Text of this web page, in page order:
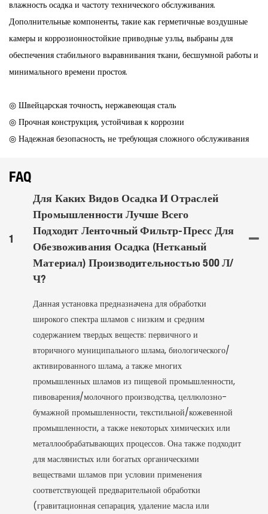
влажность осадка и частоту технического обслуживания.
Дополнительные компоненты, такие как герметичные воздушные
камеры и коррозионностойкие приводные узлы, выбраны для
обеспечения стабильного выравнивания ткани, бесшумной работы и
минимального времени простоя.
◎ Швейцарская точность, нержавеющая сталь
◎ Прочная конструкция, устойчивая к коррозии
◎ Надежная безопасность, не требующая сложного обслуживания
FAQ
1
Для Каких Видов Осадка И Отраслей
Промышленности Лучше Всего
Подходит Ленточный Фильтр-Пресс Для
Обезвоживания Осадка (нетканый
Материал) Производительностью 500 Л/
Ч?
Данная установка предназначена для обработки
широкого спектра шламов с низким и средним
содержанием твердых веществ: первичного и
вторичного муниципального шлама, биологического/
активированного шлама, а также многих
промышленных шламов из пищевой промышленности,
пивоварения/молочного производства, целлюлозно-
бумажной промышленности, текстильной/кожевенной
промышленности, а также некоторых химических или
металлообрабатывающих процессов. Она также подходит
для маслянистых или богатых органическими
веществами шламов при условии применения
соответствующей предварительной обработки
(гравитационная сепарация, удаление масла или